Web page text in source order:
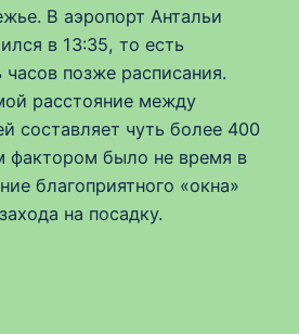
В аэропорт Антальи
в 13:35, то есть
позже расписания.
расстояние между
составляет чуть более 400
было не время в
благоприятного «окна»
на посадку.